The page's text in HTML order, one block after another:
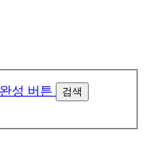
검색